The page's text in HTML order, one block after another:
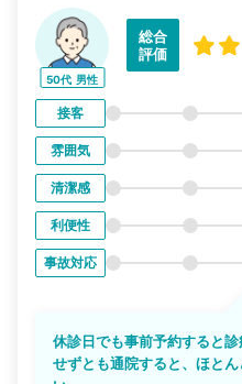
50代 男性
総合
評価
接客
雰囲気
清潔感
利便性
事故対応
休診日でも事前予約すると
せずとも通院すると、ほと